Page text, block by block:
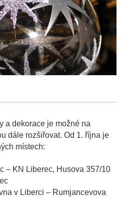
a dekorace je možné na
dále rozšiřovat. Od 1. října je
místech:
– KN Liberec, Husova 357/10
v Liberci – Rumjancevova